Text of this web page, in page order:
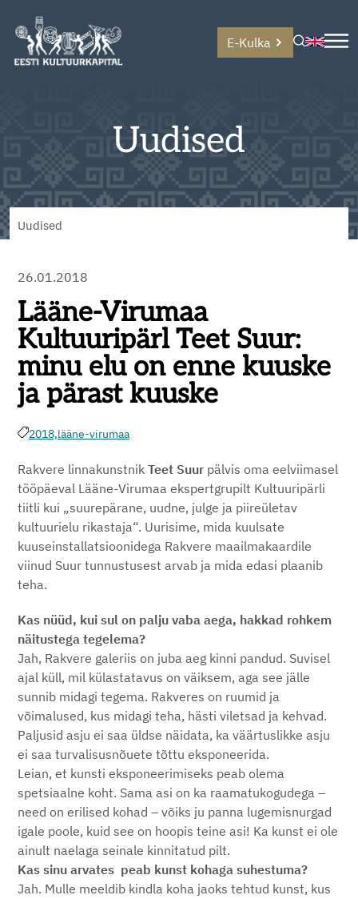
E-Kulka
Uudised
Uudised
26.01.2018
Lääne-Virumaa
Kultuuripärl Teet Suur:
minu elu on enne kuuske
ja pärast kuuske
2018,lääne-virumaa
Rakvere linnakunstnik Teet Suur pälvis oma eelviimasel
tööpäeval Lääne-Virumaa ekspertgrupilt Kultuuripärli
tiitli kui „suurepärane, uudne, julge ja piireületav
kultuurielu rikastaja“. Uurisime, mida kuulsate
kuuseinstallatsioonidega Rakvere maailmakaardile
viinud Suur tunnustusest arvab ja mida edasi plaanib
teha.
Kas nüüd, kui sul on palju vaba aega, hakkad rohkem
näitustega tegelema?
Jah, Rakvere galeriis on juba aeg kinni pandud. Suvisel
ajal küll, mil külastatavus on väiksem, aga see jälle
sunnib midagi tegema. Rakveres on ruumid ja
võimalused, kus midagi teha, hästi viletsad ja kehvad.
Paljusid asju ei saa üldse näidata, ka väärtuslikke asju
ei saa turvalisusnõuete tõttu eksponeerida.
Leian, et kunsti eksponeerimiseks peab olema
spetsiaalne koht. Sama asi on ka raamatukogudega –
need on erilised kohad – võiks ju panna lugemisnurgad
igale poole, kuid see on hoopis teine asi! Ka kunst ei ole
ainult naelaga seinale kinnitatud pilt.
Kas sinu arvates peab kunst kohaga suhestuma?
Jah. Mulle meeldib kindla koha jaoks tehtud kunst, kus